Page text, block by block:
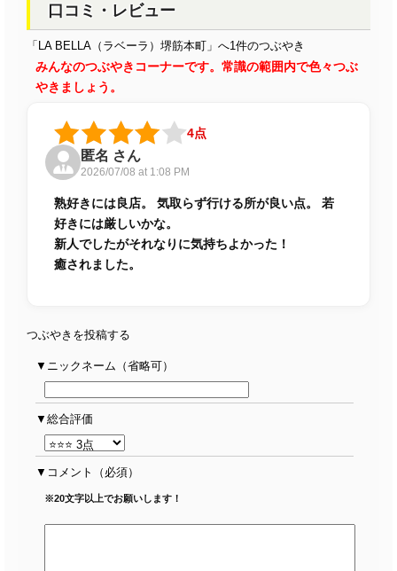
口コミ・レビュー
「LA BELLA（ラベーラ）堺筋本町」へ1件のつぶやき
みんなのつぶやきコーナーです。常識の範囲内で色々つぶ
やきましょう。
4点
匿名 さん
2026/07/08 at 1:08 PM
熟好きには良店。 気取らず行ける所が良い点。 若
好きには厳しいかな。
新人でしたがそれなりに気持ちよかった！
癒されました。
つぶやきを投稿する
ニックネーム（省略可）
総合評価
コメント （必須）
※20文字以上でお願いします！